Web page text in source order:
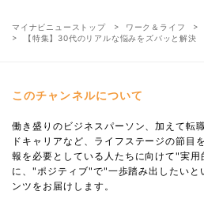
マイナビニューストップ ワーク＆ライフ
【特集】30代のリアルな悩みをズバッと解決
このチャンネルについて
働き盛りのビジネスパーソン、加えて転
ドキャリアなど、ライフステージの節目
報を必要としている人たちに向けて"実
に、"ポジティブ"で"一歩踏み出したい
ンツをお届けします。